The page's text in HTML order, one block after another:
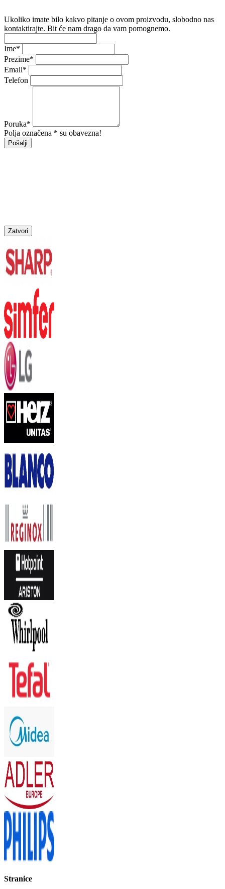
Ukoliko imate bilo kakvo pitanje o ovom proizvodu, slobodno nas
kontaktirajte. Bit će nam drago da vam pomognemo.
Ime*
Prezime*
Email*
Telefon
Poruka*
Polja označena * su obavezna!
Pošalji
Zatvori
Stranice